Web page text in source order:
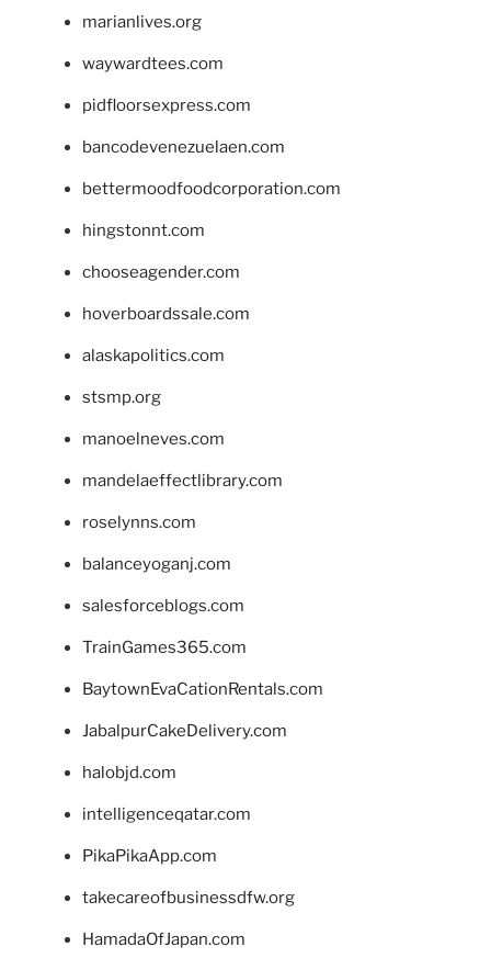
marianlives.org
waywardtees.com
pidfloorsexpress.com
bancodevenezuelaen.com
bettermoodfoodcorporation.com
hingstonnt.com
chooseagender.com
hoverboardssale.com
alaskapolitics.com
stsmp.org
manoelneves.com
mandelaeffectlibrary.com
roselynns.com
balanceyoganj.com
salesforceblogs.com
TrainGames365.com
BaytownEvaCationRentals.com
JabalpurCakeDelivery.com
halobjd.com
intelligenceqatar.com
PikaPikaApp.com
takecareofbusinessdfw.org
HamadaOfJapan.com